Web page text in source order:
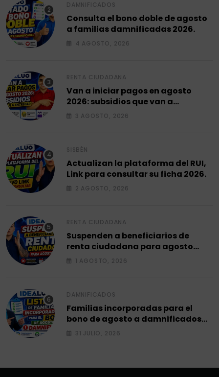
DAMNIFICADOS
Consulta el bono doble de agosto
a familias damnificadas 2026.
4 AGOSTO, 2026
RENTA CIUDADANA
Van a iniciar pagos en agosto
2026: subsidios que van a
entregar.
3 AGOSTO, 2026
SISBÉN
Actualizan la plataforma del RUI,
Link para consultar su ficha 2026.
2 AGOSTO, 2026
RENTA CIUDADANA
Suspenden a beneficiarios de
renta ciudadana para agosto
2026.
1 AGOSTO, 2026
DAMNIFICADOS
Familias incorporadas para el
bono de agosto a damnificados
2026.
31 JULIO, 2026